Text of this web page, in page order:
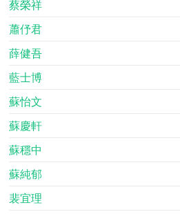
蔡榮祥
蕭伃君
薛健吾
藍士博
蘇怡文
蘇慶軒
蘇穩中
蘇純郁
裴宜理